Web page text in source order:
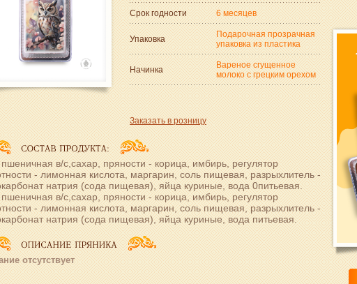
Срок годности 6 месяцев
Упаковка
Подарочная прозрачная
упаковка из пластика
Начинка
Вареное сгущенное
молоко с грецким орехом
Заказать в розницу
в/с,сахар, пряности - корица, имбирь, регулятор
- лимонная кислота, маргарин, соль пищевая, разрыхлитель -
натрия (сода пищевая), яйца куриные, вода 0питьевая.
в/с,сахар, пряности - корица, имбирь, регулятор
- лимонная кислота, маргарин, соль пищевая, разрыхлитель -
натрия (сода пищевая), яйца куриные, вода питьевая.
отсутствует